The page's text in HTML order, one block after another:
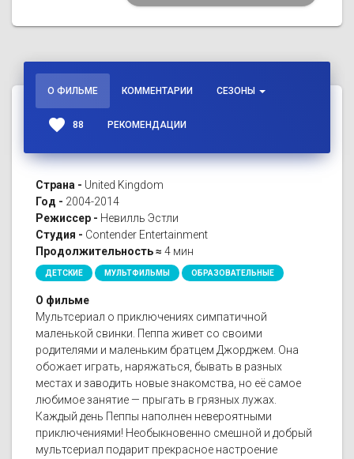
О ФИЛЬМЕ КОММЕНТАРИИ СЕЗОНЫ
favorite 88 РЕКОМЕНДАЦИИ
Страна - United Kingdom
Год - 2004-2014
Режиссер - Невилль Эстли
Студия - Contender Entertainment
Продолжительность ≈ 4 мин
ДЕТСКИЕ МУЛЬТФИЛЬМЫ ОБРАЗОВАТЕЛЬНЫЕ
О фильме
Мультсериал о приключениях симпатичной
маленькой свинки. Пеппа живет со своими
родителями и маленьким братцем Джорджем. Она
обожает играть, наряжаться, бывать в разных
местах и заводить новые знакомства, но её самое
любимое занятие — прыгать в грязных лужах.
Каждый день Пеппы наполнен невероятными
приключениями! Необыкновенно смешной и добрый
мультсериал подарит прекрасное настроение